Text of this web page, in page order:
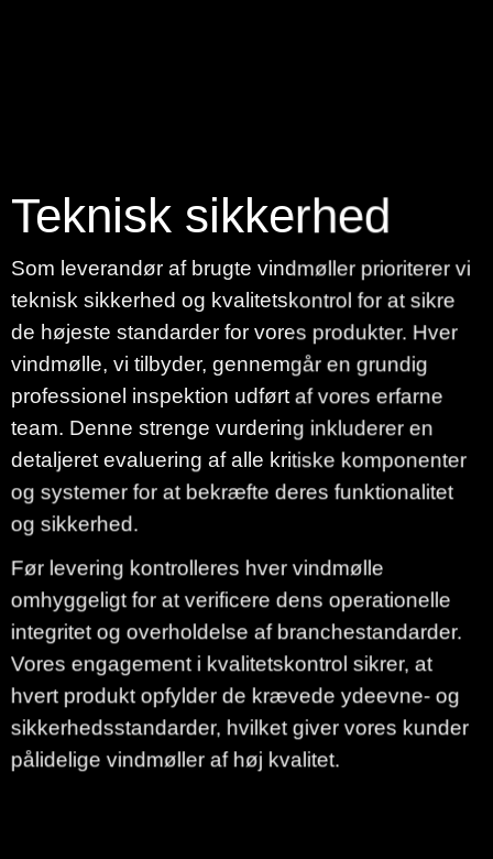
Teknisk sikkerhed
Som leverandør af brugte vindmøller prioriterer vi
teknisk sikkerhed og kvalitetskontrol for at sikre
de højeste standarder for vores produkter. Hver
vindmølle, vi tilbyder, gennemgår en grundig
professionel inspektion udført af vores erfarne
team. Denne strenge vurdering inkluderer en
detaljeret evaluering af alle kritiske komponenter
og systemer for at bekræfte deres funktionalitet
og sikkerhed.
Før levering kontrolleres hver vindmølle
omhyggeligt for at verificere dens operationelle
integritet og overholdelse af branchestandarder.
Vores engagement i kvalitetskontrol sikrer, at
hvert produkt opfylder de krævede ydeevne- og
sikkerhedsstandarder, hvilket giver vores kunder
pålidelige vindmøller af høj kvalitet.